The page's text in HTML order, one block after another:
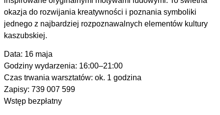
okazja do rozwijania kreatywności i poznania symboliki
jednego z najbardziej rozpoznawalnych elementów kultury
kaszubskiej.
Data: 16 maja
Godziny wydarzenia: 16:00–21:00
Czas trwania warsztatów: ok. 1 godzina
Zapisy: 739 007 599
Wstęp bezpłatny